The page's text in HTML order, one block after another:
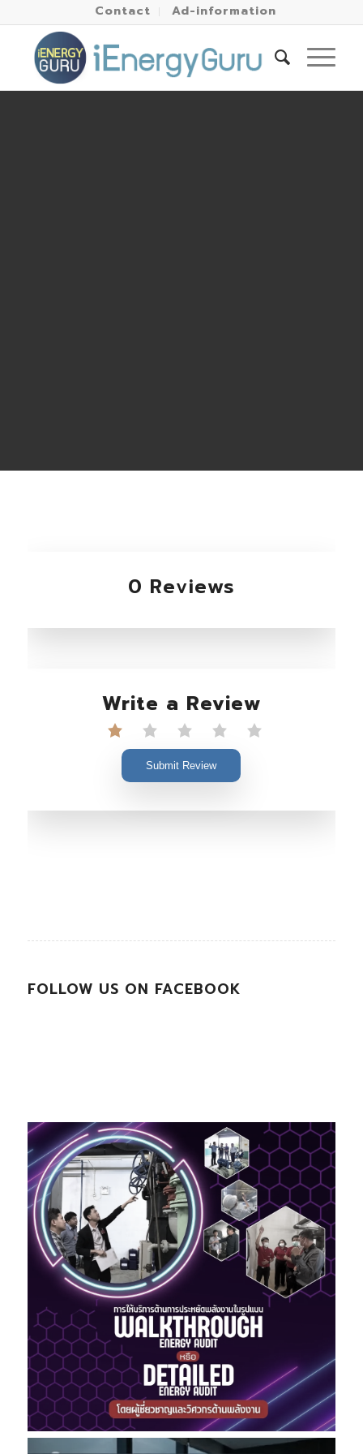
Contact Ad-information
0 Reviews
Write a Review
Submit Review
FOLLOW US ON FACEBOOK